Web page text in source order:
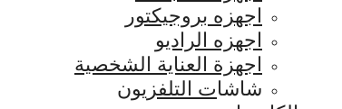
اجهزه بروجيكتور
اجهزه الراديو
اجهزة العناية الشخصية
شاشات التلفزيون